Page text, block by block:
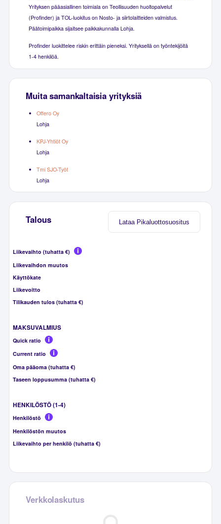
Yrityksen pääasiallinen toimiala on Teollisuuden huoltopalvelut
(Profinder) ja TOL-luokitus on Nosto- ja siirtolaitteiden valmistus.
Päätoimipaikka sijaitsee paikkakunnalla Lohja.
Profinder luokittelee riskin erittäin pieneksi. Yrityksellä on työntekijöitä
1-4 henkilöä.
Muita samankaltaisia yrityksiä
Offero Oy
Lohja
KPJ-Yhtiöt Oy
Lohja
Tmi SJO-Työt
Lohja
Lataa Pikaluottosuositus
Talous
Liikevaihto (tuhatta €)
Liikevaihdon muutos
Käyttökate
Liikevoitto
Tilikauden tulos (tuhatta €)
MAKSUVALMIUS
Quick ratio
Current ratio
Oma pääoma (tuhatta €)
Taseen loppusumma (tuhatta €)
HENKILÖSTÖ (1-4)
Henkilöstö
Henkilöstön muutos
Liikevaihto per henkilö (tuhatta €)
Verkkolaskutus